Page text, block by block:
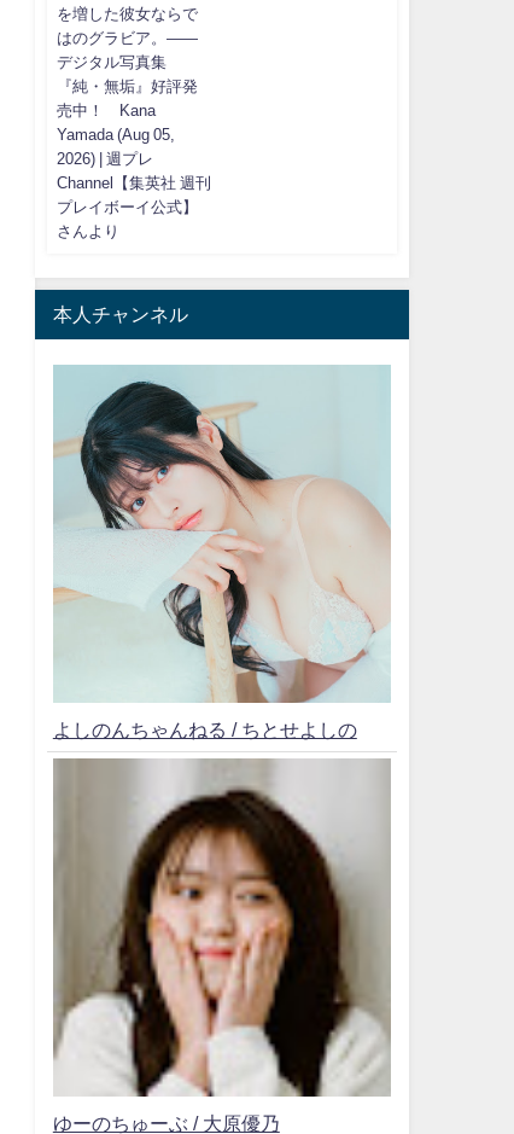
を増した彼女ならで
はのグラビア。――
デジタル写真集
『純・無垢』好評発
売中！ Kana
Yamada (Aug 05,
2026) | 週プレ
Channel【集英社 週刊
プレイボーイ公式】
さんより
本人チャンネル
よしのんちゃんねる / ちとせよしの
ゆーのちゅーぶ / 大原優乃